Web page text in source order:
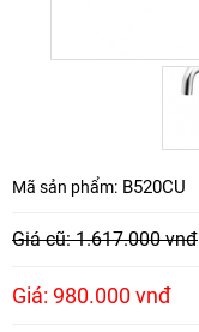
Mã sản phẩm: B520CU
Giá cũ: 1.617.000 vnđ
Giá: 980.000 vnđ